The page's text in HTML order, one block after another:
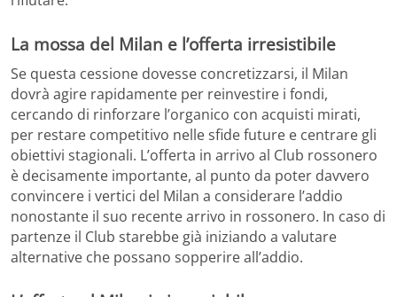
La mossa del Milan e l’offerta irresistibile
Se questa cessione dovesse concretizzarsi, il Milan
dovrà agire rapidamente per reinvestire i fondi,
cercando di rinforzare l’organico con acquisti mirati,
per restare competitivo nelle sfide future e centrare gli
obiettivi stagionali. L’offerta in arrivo al Club rossonero
è decisamente importante, al punto da poter davvero
convincere i vertici del Milan a considerare l’addio
nonostante il suo recente arrivo in rossonero. In caso di
partenze il Club starebbe già iniziando a valutare
alternative che possano sopperire all’addio.